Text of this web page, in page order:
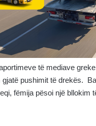
të mediave
pushimit të drekës.
fëmija pësoi një bllokim